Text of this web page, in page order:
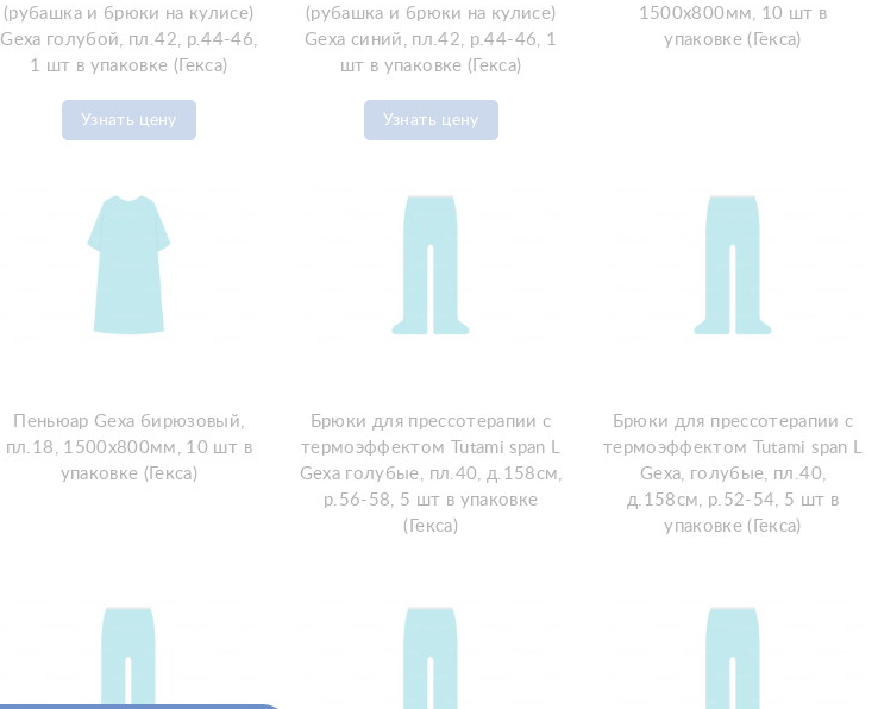
(рубашка и брюки на кулисе)
Gexa голубой, пл.42, р.44-46,
1 шт в упаковке (Гекса)
Узнать цену
(рубашка и брюки на кулисе)
Gexa синий, пл.42, р.44-46, 1
шт в упаковке (Гекса)
Узнать цену
1500х800мм, 10 шт в
упаковке (Гекса)
Пеньюар Gexa бирюзовый,
пл.18, 1500х800мм, 10 шт в
упаковке (Гекса)
Брюки для прессотерапии с
термоэффектом Tutami span L
Gexa голубые, пл.40, д.158см,
р.56-58, 5 шт в упаковке
(Гекса)
Брюки для прессотерапии с
термоэффектом Tutami span L
Gexa, голубые, пл.40,
д.158см, р.52-54, 5 шт в
упаковке (Гекса)